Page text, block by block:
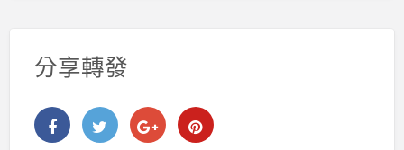
分享轉發